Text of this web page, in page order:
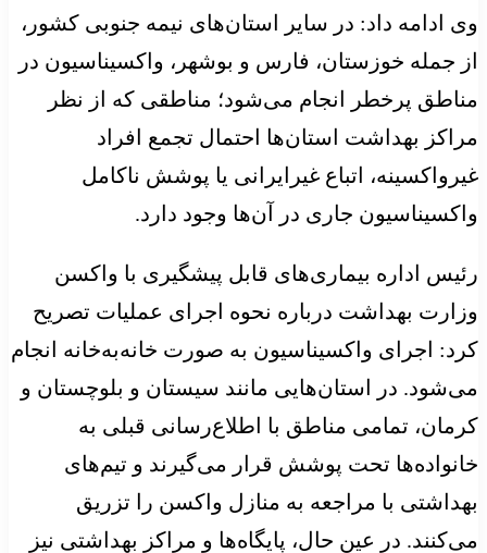
وی ادامه داد: در سایر استان‌های نیمه جنوبی کشور،
از جمله خوزستان، فارس و بوشهر، واکسیناسیون در
مناطق پرخطر انجام می‌شود؛ مناطقی که از نظر
مراکز بهداشت استان‌ها احتمال تجمع افراد
غیرواکسینه، اتباع غیرایرانی یا پوشش ناکامل
واکسیناسیون جاری در آن‌ها وجود دارد.
رئیس اداره بیماری‌های قابل پیشگیری با واکسن
وزارت بهداشت درباره نحوه اجرای عملیات تصریح
کرد: اجرای واکسیناسیون به صورت خانه‌به‌خانه انجام
می‌شود. در استان‌هایی مانند سیستان و بلوچستان و
کرمان، تمامی مناطق با اطلاع‌رسانی قبلی به
خانواده‌ها تحت پوشش قرار می‌گیرند و تیم‌های
بهداشتی با مراجعه به منازل واکسن را تزریق
می‌کنند. در عین حال، پایگاه‌ها و مراکز بهداشتی نیز